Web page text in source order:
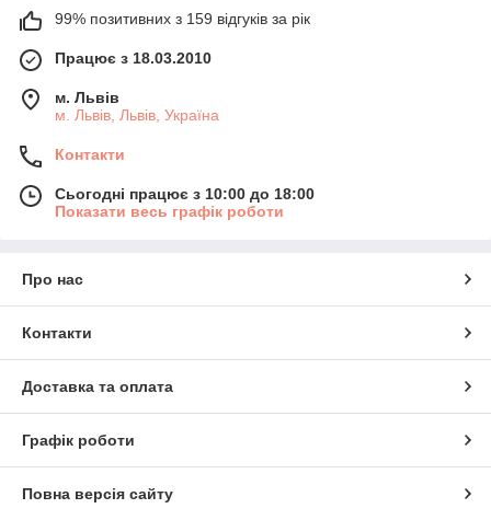
99% позитивних з 159 відгуків за рік
Працює з 18.03.2010
м. Львів
м. Львів, Львів, Україна
Контакти
Сьогодні працює з 10:00 до 18:00
Показати весь графік роботи
Про нас
Контакти
Доставка та оплата
Графік роботи
Повна версія сайту